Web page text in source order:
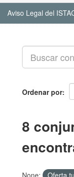
Aviso Legal del
Ordenar por
8
None:
Oferta